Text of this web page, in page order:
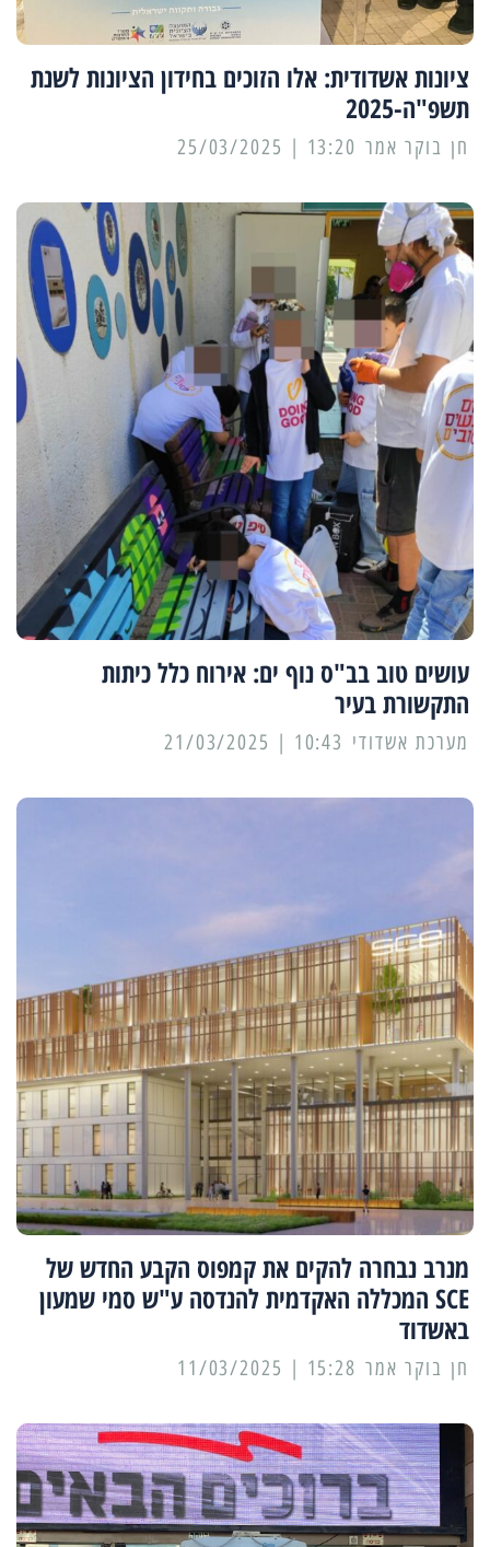
ציונות אשדודית: אלו הזוכים בחידון הציונות לשנת
תשפ"ה-2025
13:20 | 25/03/2025
עושים טוב בב"ס נוף ים: אירוח כלל כיתות
התקשורת בעיר
מערכת אשדודי 10:43 | 21/03/2025
מנרב נבחרה להקים את קמפוס הקבע החדש של
SCE המכללה האקדמית להנדסה ע"ש סמי שמעון
באשדוד
15:28 | 11/03/2025